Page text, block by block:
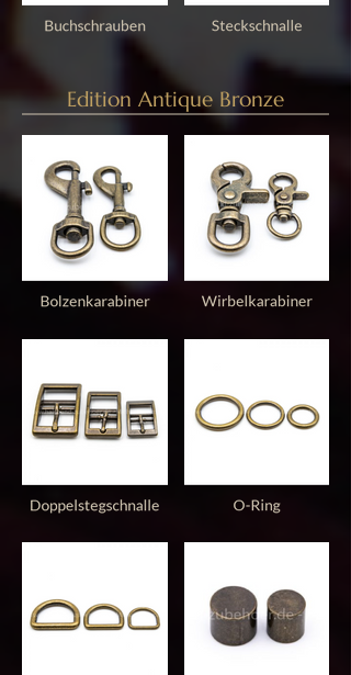
Edition Antique Bronze